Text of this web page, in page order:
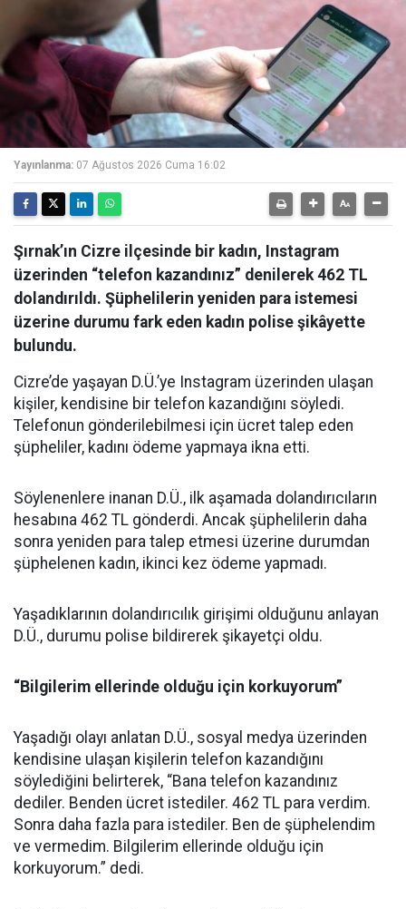
Yayınlanma: 07 Ağustos 2026 Cuma 16:02
Şırnak’ın Cizre ilçesinde bir kadın, Instagram
üzerinden “telefon kazandınız” denilerek 462 TL
dolandırıldı. Şüphelilerin yeniden para istemesi
üzerine durumu fark eden kadın polise şikâyette
bulundu.
Cizre’de yaşayan D.Ü.’ye Instagram üzerinden ulaşan
kişiler, kendisine bir telefon kazandığını söyledi.
Telefonun gönderilebilmesi için ücret talep eden
şüpheliler, kadını ödeme yapmaya ikna etti.
Söylenenlere inanan D.Ü., ilk aşamada dolandırıcıların
hesabına 462 TL gönderdi. Ancak şüphelilerin daha
sonra yeniden para talep etmesi üzerine durumdan
şüphelenen kadın, ikinci kez ödeme yapmadı.
Yaşadıklarının dolandırıcılık girişimi olduğunu anlayan
D.Ü., durumu polise bildirerek şikayetçi oldu.
“Bilgilerim ellerinde olduğu için korkuyorum”
Yaşadığı olayı anlatan D.Ü., sosyal medya üzerinden
kendisine ulaşan kişilerin telefon kazandığını
söylediğini belirterek, “Bana telefon kazandınız
dediler. Benden ücret istediler. 462 TL para verdim.
Sonra daha fazla para istediler. Ben de şüphelendim
ve vermedim. Bilgilerim ellerinde olduğu için
korkuyorum.” dedi.